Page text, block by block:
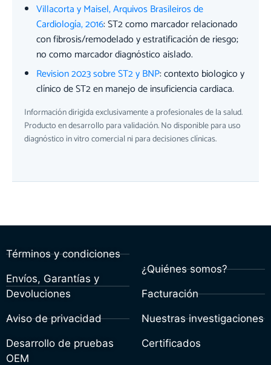
Villacorta y Maisel, Arquivos Brasileiros de
Cardiología, 2016: ST2 como marcador relacionado
con fibrosis/remodelado y estratificación de riesgo;
no como marcador diagnóstico aislado.
Revision 2023 sobre ST2 y BNP: contexto biologico y
clínico de ST2 en manejo de insuficiencia cardiaca.
Información dirigida exclusivamente a profesionales de la salud.
Producto en desarrollo para validación. No disponible para uso
diagnóstico in vitro comercial ni para decisiones clínicas.
Términos y condiciones
Envíos, Garantías y
Devoluciones
Aviso de privacidad
Desarrollo de pruebas
OEM
¿Quiénes somos?
Facturación
Nuestras investigaciones
Certificados